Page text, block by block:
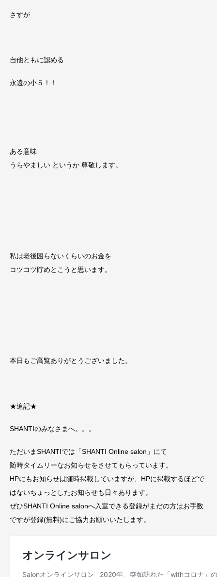
さすが
自他ともに認める
永遠の小５！！
ある意味
うらやましい というか 尊敬します。
私は老後困らないくらいのお金を
コツコツ貯めとこうと思います。
本日もご高覧ありがとうございました。
★追記★
SHANTIのみなさまへ。。。
ただいまSHANTIでは「SHANTI Online salon」にて
随時タイムリーなお知らせをさせてもらっています。
HPにもお知らせは随時掲載していますが、HPに掲載するほどで
はないちょっとしたお知らせも日々あります。
ぜひSHANTI Online salonへ入室できる登録がまだの方はお手数
ですが登録(無料)にご協力お願いいたします。